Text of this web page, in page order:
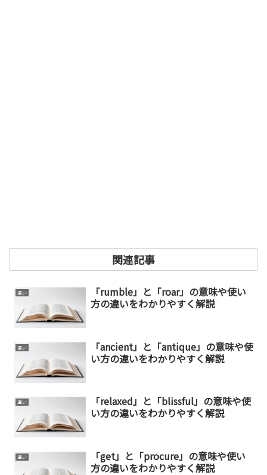
関連記事
違い
「rumble」と「roar」の意味や使い
方の違いをわかりやすく解説
違い
「ancient」と「antique」の意味や使
い方の違いをわかりやすく解説
違い
「relaxed」と「blissful」の意味や使
い方の違いをわかりやすく解説
違い
「get」と「procure」の意味や使い
方の違いをわかりやすく解説